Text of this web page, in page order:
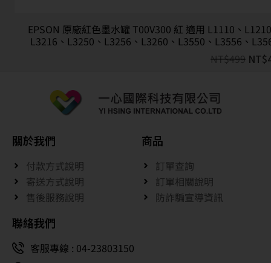
EPSON 原廠紅色墨水罐 T00V300 紅 適用 L1110、
L3216、L3250、L3256、L3260、L3550、L3556、
NT$499 NT$
關於我們
付款方式說明
寄送方式說明
售後服務說明
商品
訂單查詢
訂單相關說明
防詐騙宣導資訊
聯絡我們
客服專線 : 04-23803150